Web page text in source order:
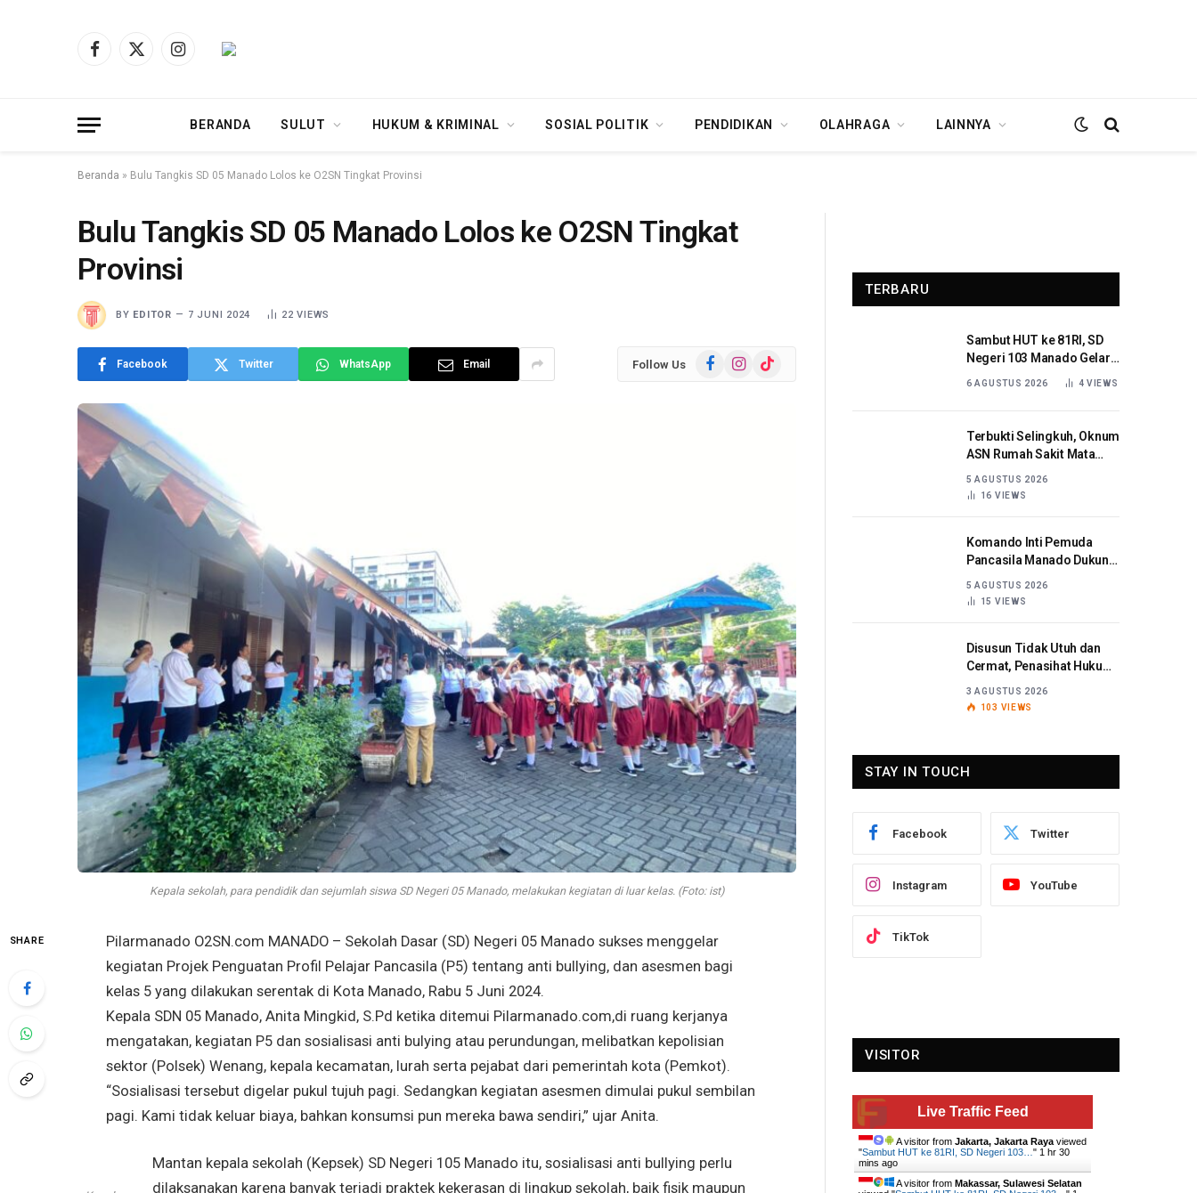
Facebook
X
Instagram
BERANDA SULUT HUKUM & KRIMINAL SOSIAL POLITIK PENDIDIKAN OLAHRAGA LAINNYA
Beranda » Bulu Tangkis SD 05 Manado Lolos ke O2SN Tingkat Provinsi
Bulu Tangkis SD 05 Manado Lolos ke O2SN Tingkat
Provinsi
BY EDITOR 7 JUNI 2024 22VIEWS
Facebook Twitter WhatsApp Email Follow Us FacebookInstagram
TikTok
Kepala sekolah, para pendidik dan sejumlah siswa SD Negeri 05 Manado, melakukan kegiatan di luar kelas. (Foto: ist)
SHARE
Pilarmanado O2SN.com MANADO – Sekolah Dasar (SD) Negeri 05 Manado sukses menggelar
kegiatan Projek Penguatan Profil Pelajar Pancasila (P5) tentang anti bullying, dan asesmen bagi
kelas 5 yang dilakukan serentak di Kota Manado, Rabu 5 Juni 2024.
Kepala SDN 05 Manado, Anita Mingkid, S.Pd ketika ditemui Pilarmanado.com,di ruang kerjanya
mengatakan, kegiatan P5 dan sosialisasi anti bulying atau perundungan, melibatkan kepolisian
sektor (Polsek) Wenang, kepala kecamatan, lurah serta pejabat dari pemerintah kota (Pemkot).
“Sosialisasi tersebut digelar pukul tujuh pagi. Sedangkan kegiatan asesmen dimulai pukul sembilan
pagi. Kami tidak keluar biaya, bahkan konsumsi pun mereka bawa sendiri,” ujar Anita.
Mantan kepala sekolah (Kepsek) SD Negeri 105 Manado itu, sosialisasi anti bullying perlu
dilaksanakan karena banyak terjadi praktek kekerasan di lingkup sekolah, baik fisik maupun
TERBARU
Sambut HUT ke 81RI, SD
Negeri 103 Manado Gelar
6 AGUSTUS 2026 4 VIEWS
Terbukti Selingkuh, Oknum
ASN Rumah Sakit Mata
Disiplin Berat
5 AGUSTUS 2026
16 VIEWS
Komando Inti Pemuda
Pancasila Manado Dukung
Korupsi
5 AGUSTUS 2026
15 VIEWS
Disusun Tidak Utuh dan
Cermat, Penasihat Hukum
Tanggapan Jaksa
3 AGUSTUS 2026
103 VIEWS
STAY IN TOUCH
Facebook Twitter
Instagram YouTube
TikTok
VISITOR
Live Traffic Feed
A visitor from Jakarta, Jakarta Raya viewed
"Sambut HUT ke 81RI, SD Negeri 103… " 1 hr 30
mins ago
A visitor from Makassar, Sulawesi Selatan